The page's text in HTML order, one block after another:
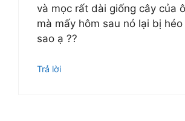
và mọc rất dài giống cây của
mà mấy hôm sau nó lại bị héo
sao ạ ??
Trả lời